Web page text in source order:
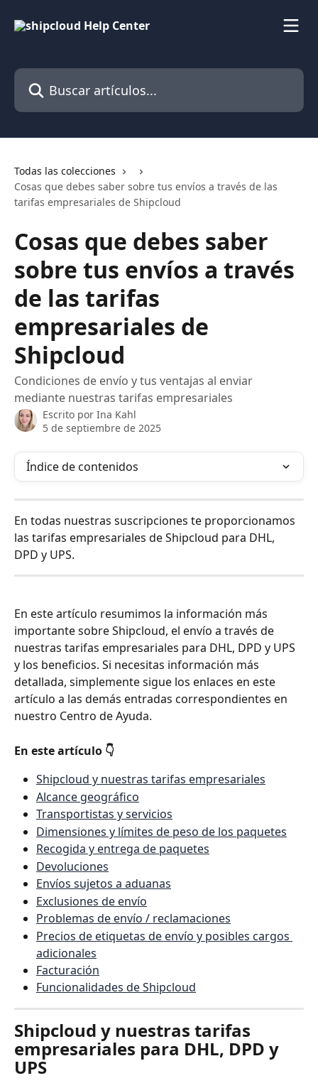
Buscar artículos...
Todas las colecciones
Cosas que debes saber sobre tus envíos a través de las
tarifas empresariales de Shipcloud
Cosas que debes saber
sobre tus envíos a través
de las tarifas
empresariales de
Shipcloud
Condiciones de envío y tus ventajas al enviar
mediante nuestras tarifas empresariales
Escrito por Ina Kahl
5 de septiembre de 2025
Índice de contenidos
En todas nuestras suscripciones te proporcionamos
las tarifas empresariales de Shipcloud para DHL,
DPD y UPS.
En este artículo resumimos la información más
importante sobre Shipcloud, el envío a través de
nuestras tarifas empresariales para DHL, DPD y UPS
y los beneficios. Si necesitas información más
detallada, simplemente sigue los enlaces en este
artículo a las demás entradas correspondientes en
nuestro Centro de Ayuda.
En este artículo 👇
Shipcloud y nuestras tarifas empresariales
Alcance geográfico
Transportistas y servicios
Dimensiones y límites de peso de los paquetes
Recogida y entrega de paquetes
Devoluciones
Envíos sujetos a aduanas
Exclusiones de envío
Problemas de envío / reclamaciones
Precios de etiquetas de envío y posibles cargos
adicionales
Facturación
Funcionalidades de Shipcloud
Shipcloud y nuestras tarifas
empresariales para DHL, DPD y
UPS